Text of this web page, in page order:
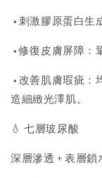
• 刺激膠原蛋白生
• 修復皮膚屏障：
• 改善肌膚瑕疵
造細緻光澤肌。
💧 七層玻尿酸
深層滲透 + 表層鎖